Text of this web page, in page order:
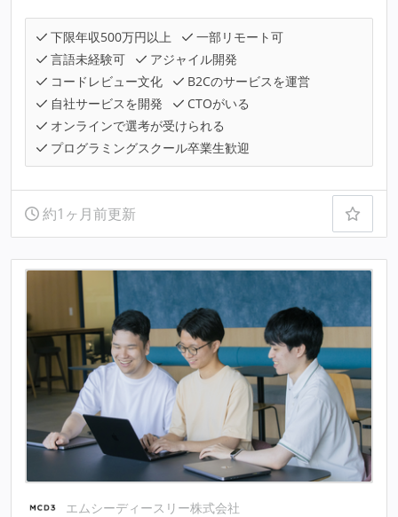
下限年収500万円以上
一部リモート可
言語未経験可
アジャイル開発
コードレビュー文化
B2Cのサービスを運営
自社サービスを開発
CTOがいる
オンラインで選考が受けられる
プログラミングスクール卒業生歓迎
約1ヶ月前更新
エムシーディースリー株式会社